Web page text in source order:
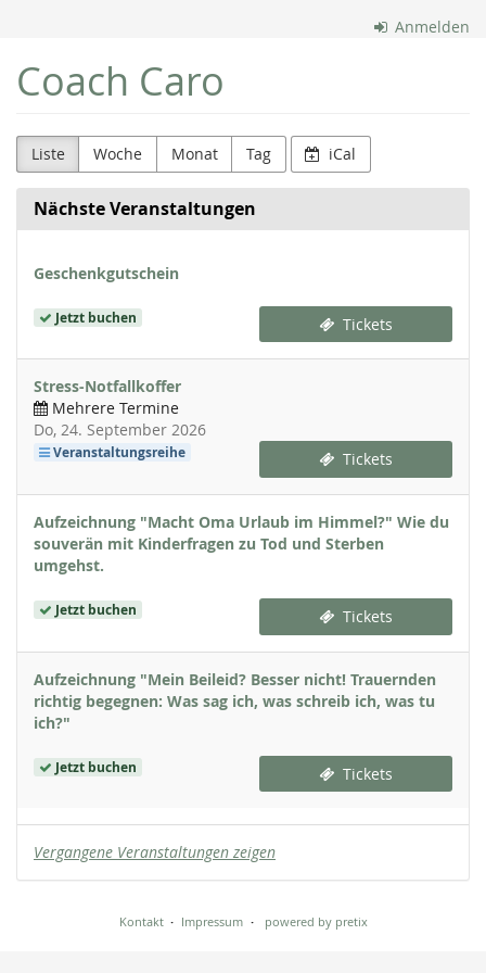
Inhalt
springen
Anmelden
Coach Caro
Liste Woche Monat Tag iCal
Nächste Veranstaltungen
Geschenkgutschein
Jetzt buchen Tickets
Stress-Notfallkoffer
Mehrere Termine
Do, 24. September 2026
Veranstaltungsreihe Tickets
Aufzeichnung "Macht Oma Urlaub im Himmel?" Wie du
souverän mit Kinderfragen zu Tod und Sterben
umgehst.
Jetzt buchen Tickets
Aufzeichnung "Mein Beileid? Besser nicht! Trauernden
richtig begegnen: Was sag ich, was schreib ich, was tu
ich?"
Jetzt buchen Tickets
Vergangene Veranstaltungen zeigen
Kontakt Impressum powered by pretix